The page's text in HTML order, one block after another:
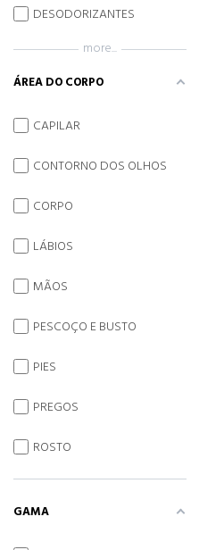
DESODORIZANTES
more...
ÁREA DO CORPO
CAPILAR
CONTORNO DOS OLHOS
CORPO
LÁBIOS
MÃOS
PESCOÇO E BUSTO
PIES
PREGOS
ROSTO
GAMA